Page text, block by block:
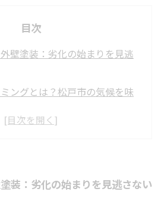
目次
壁塗装：劣化の始まりを見逃
ングとは？松戸市の気候を味
差がつく！松戸市の戸建てに
装：劣化の始まりを見逃さない